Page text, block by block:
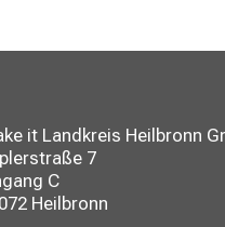
it Landkreis Heilbronn
7
C
Heilbronn